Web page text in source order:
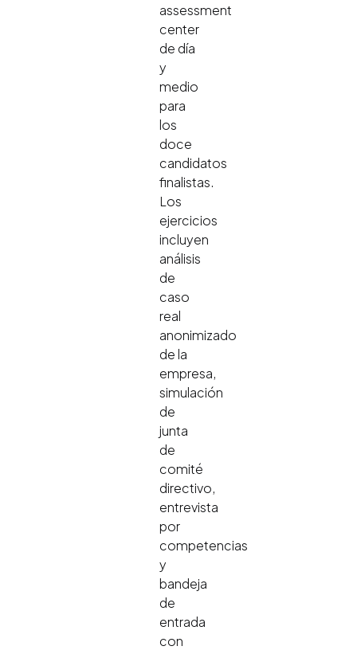
assessment
center
de día
y
medio
para
los
doce
candidatos
finalistas.
Los
ejercicios
incluyen
análisis
de
caso
real
anonimizado
de la
empresa,
simulación
de
junta
de
comité
directivo,
entrevista
por
competencias
y
bandeja
de
entrada
con